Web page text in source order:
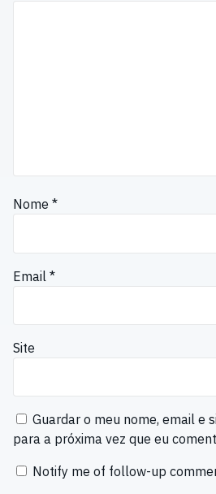
Nome *
Email *
Site
Guardar o meu nome, email e
para a próxima vez que eu
Notify me of follow-up